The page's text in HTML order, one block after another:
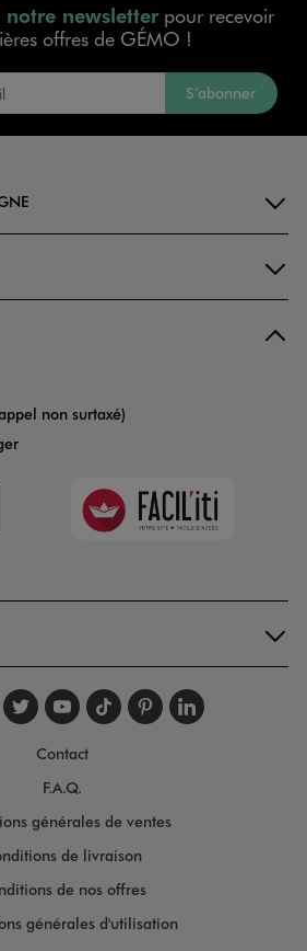
notre newsletterpour recevoir
offres de GÉMO !
S’abonner
non surtaxé)
Faciliti
nous sur
nous sur
Suivez-nous sur
Suivez-nous
Suivez-nous
Suivez-
Contact
F.A.Q.
générales de ventes
de livraison
de nos offres
générales d'utilisation